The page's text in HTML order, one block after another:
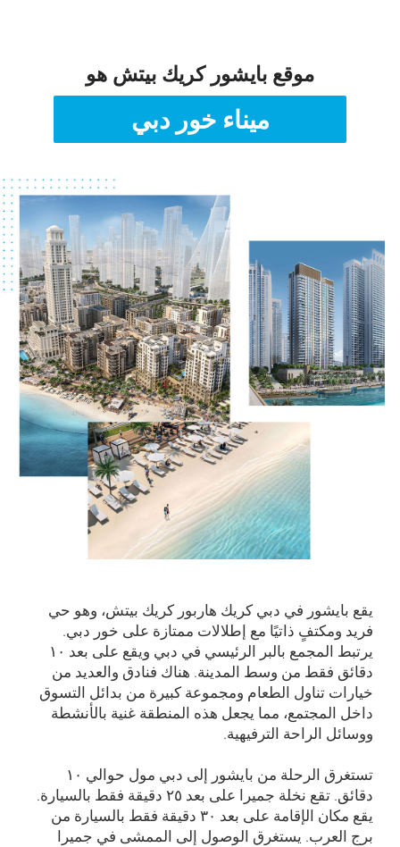
موقع بايشور كريك بيتش هو
ميناء خور دبي
يقع بايشور في دبي كريك هاربور كريك بيتش، وهو حي
فريد ومكتفٍ ذاتيًا مع إطلالات ممتازة على خور دبي.
يرتبط المجمع بالبر الرئيسي في دبي ويقع على بعد ۱۰
دقائق فقط من وسط المدينة. هناك فنادق والعديد من
خيارات تناول الطعام ومجموعة كبيرة من بدائل التسوق
داخل المجتمع، مما يجعل هذه المنطقة غنية بالأنشطة
ووسائل الراحة الترفيهية.
تستغرق الرحلة من بايشور إلى دبي مول حوالي ۱۰
دقائق. تقع نخلة جميرا على بعد ۲٥ دقيقة فقط بالسيارة.
يقع مكان الإقامة على بعد ۳۰ دقيقة فقط بالسيارة من
برج العرب. يستغرق الوصول إلى الممشى في جميرا